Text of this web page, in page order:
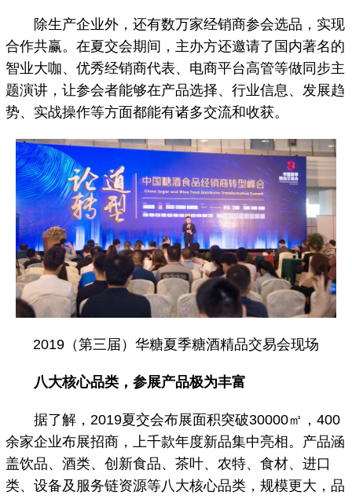
除生产企业外，还有数万家经销商参会选品，实现
合作共赢。在夏交会期间，主办方还邀请了国内著名的
智业大咖、优秀经销商代表、电商平台高管等做同步主
题演讲，让参会者能够在产品选择、行业信息、发展趋
势、实战操作等方面都能有诸多交流和收获。
2019（第三届）华糖夏季糖酒精品交易会现场
八大核心品类，参展产品极为丰富
据了解，2019夏交会布展面积突破30000㎡，400
余家企业布展招商，上千款年度新品集中亮相。产品涵
盖饮品、酒类、创新食品、茶叶、农特、食材、进口
类、设备及服务链资源等八大核心品类，规模更大，品